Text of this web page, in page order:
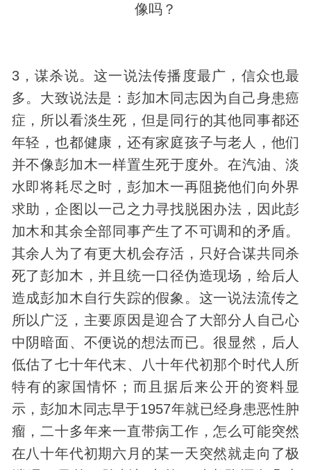
像吗？
3，谋杀说。这一说法传播度最广，信众也最
多。大致说法是：彭加木同志因为自己身患癌
症，所以看淡生死，但是同行的其他同事都还
年轻，也都健康，还有家庭孩子与老人，他们
并不像彭加木一样置生死于度外。在汽油、淡
水即将耗尽之时，彭加木一再阻挠他们向外界
求助，企图以一己之力寻找脱困办法，因此彭
加木和其余全部同事产生了不可调和的矛盾。
其余人为了有更大机会存活，只好合谋共同杀
死了彭加木，并且统一口径伪造现场，给后人
造成彭加木自行失踪的假象。这一说法流传之
所以广泛，主要原因是迎合了大部分人自己心
中阴暗面、不便说的想法而已。很显然，后人
低估了七十年代末、八十年代初那个时代人所
特有的家国情怀；而且据后来公开的资料显
示，彭加木同志早于1957年就已经身患恶性肿
瘤，二十多年来一直带病工作，怎么可能突然
在八十年代初期六月的某一天突然就走向了极